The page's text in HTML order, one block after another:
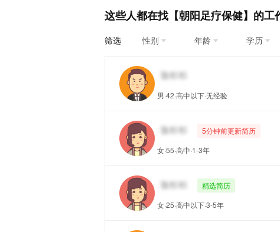
这些人都在找【朝阳足疗保健】的工
筛选 性别 年龄 学历
男·42·高中以下·无经验
5分钟前更新简历
女·55·高中·1-3年
精选简历
女·25·高中以下·3-5年